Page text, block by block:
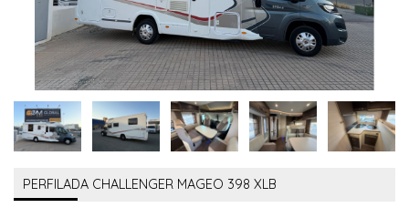
PERFILADA CHALLENGER MAGEO 398 XLB